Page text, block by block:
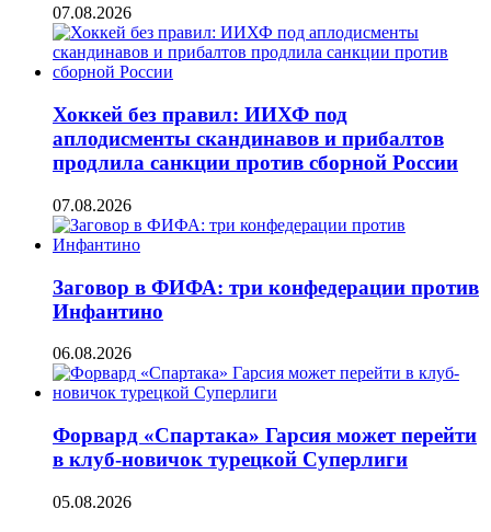
07.08.2026
Хоккей без правил: ИИХФ под
аплодисменты скандинавов и прибалтов
продлила санкции против сборной России
07.08.2026
Заговор в ФИФА: три конфедерации против
Инфантино
06.08.2026
Форвард «Спартака» Гарсия может перейти
в клуб-новичок турецкой Суперлиги
05.08.2026